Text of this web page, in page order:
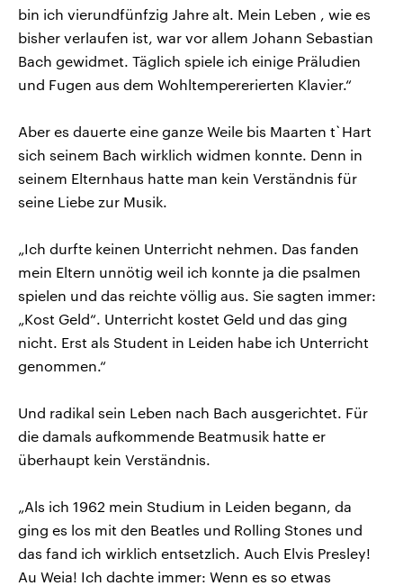
bin ich vierundfünfzig Jahre alt. Mein Leben , wie es
bisher verlaufen ist, war vor allem Johann Sebastian
Bach gewidmet. Täglich spiele ich einige Präludien
und Fugen aus dem Wohltempererierten Klavier.“
Aber es dauerte eine ganze Weile bis Maarten t`Hart
sich seinem Bach wirklich widmen konnte. Denn in
seinem Elternhaus hatte man kein Verständnis für
seine Liebe zur Musik.
„Ich durfte keinen Unterricht nehmen. Das fanden
mein Eltern unnötig weil ich konnte ja die psalmen
spielen und das reichte völlig aus. Sie sagten immer:
„Kost Geld“. Unterricht kostet Geld und das ging
nicht. Erst als Student in Leiden habe ich Unterricht
genommen.“
Und radikal sein Leben nach Bach ausgerichtet. Für
die damals aufkommende Beatmusik hatte er
überhaupt kein Verständnis.
„Als ich 1962 mein Studium in Leiden begann, da
ging es los mit den Beatles und Rolling Stones und
das fand ich wirklich entsetzlich. Auch Elvis Presley!
Au Weia! Ich dachte immer: Wenn es so etwas